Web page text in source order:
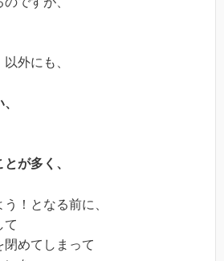
外にも、
が多く、
！となる前に、
て
めてしまって